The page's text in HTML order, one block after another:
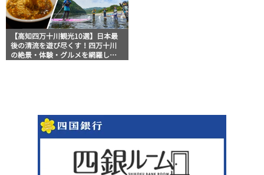
【高知四万十川観光10選】日本最
後の清流を遊び尽くす！四万十川
の絶景・体験・グルメを網羅した